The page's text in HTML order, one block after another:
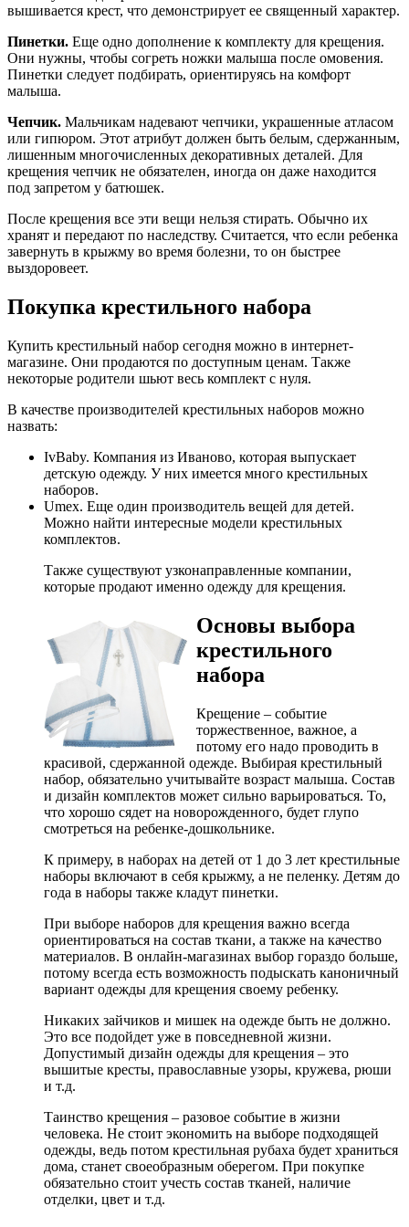
вышивается крест, что демонстрирует ее священный характер.
Пинетки. Еще одно дополнение к комплекту для крещения.
Они нужны, чтобы согреть ножки малыша после омовения.
Пинетки следует подбирать, ориентируясь на комфорт
малыша.
Чепчик. Мальчикам надевают чепчики, украшенные атласом
или гипюром. Этот атрибут должен быть белым, сдержанным,
лишенным многочисленных декоративных деталей. Для
крещения чепчик не обязателен, иногда он даже находится
под запретом у батюшек.
После крещения все эти вещи нельзя стирать. Обычно их
хранят и передают по наследству. Считается, что если ребенка
завернуть в крыжму во время болезни, то он быстрее
выздоровеет.
Покупка крестильного набора
Купить крестильный набор сегодня можно в интернет-
магазине. Они продаются по доступным ценам. Также
некоторые родители шьют весь комплект с нуля.
В качестве производителей крестильных наборов можно
назвать:
IvBaby. Компания из Иваново, которая выпускает
детскую одежду. У них имеется много крестильных
наборов.
Umex. Еще один производитель вещей для детей.
Можно найти интересные модели крестильных
комплектов.
Также существуют узконаправленные компании,
которые продают именно одежду для крещения.
Основы выбора
крестильного
набора
Крещение – событие
торжественное, важное, а
потому его надо проводить в
красивой, сдержанной одежде. Выбирая крестильный
набор, обязательно учитывайте возраст малыша. Состав
и дизайн комплектов может сильно варьироваться. То,
что хорошо сядет на новорожденного, будет глупо
смотреться на ребенке-дошкольнике.
К примеру, в наборах на детей от 1 до 3 лет крестильные
наборы включают в себя крыжму, а не пеленку. Детям до
года в наборы также кладут пинетки.
При выборе наборов для крещения важно всегда
ориентироваться на состав ткани, а также на качество
материалов. В онлайн-магазинах выбор гораздо больше,
потому всегда есть возможность подыскать каноничный
вариант одежды для крещения своему ребенку.
Никаких зайчиков и мишек на одежде быть не должно.
Это все подойдет уже в повседневной жизни.
Допустимый дизайн одежды для крещения – это
вышитые кресты, православные узоры, кружева, рюши
и т.д.
Таинство крещения – разовое событие в жизни
человека. Не стоит экономить на выборе подходящей
одежды, ведь потом крестильная рубаха будет храниться
дома, станет своеобразным оберегом. При покупке
обязательно стоит учесть состав тканей, наличие
отделки, цвет и т.д.